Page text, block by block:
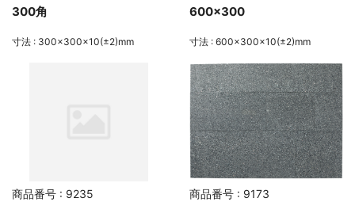
300角
寸法 : 300×300×10(±2)mm
600×300
寸法 : 600×300×10(±2)mm
商品番号 : 9235 商品番号 : 9173